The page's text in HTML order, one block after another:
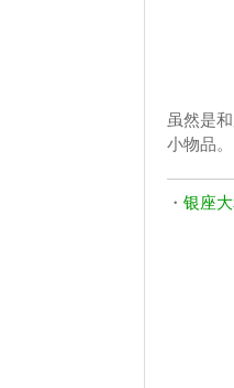
虽然是
小物品。
・ 银座